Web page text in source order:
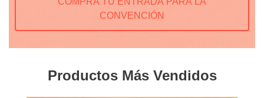
CONVENCIÓN
Productos Más Vendidos